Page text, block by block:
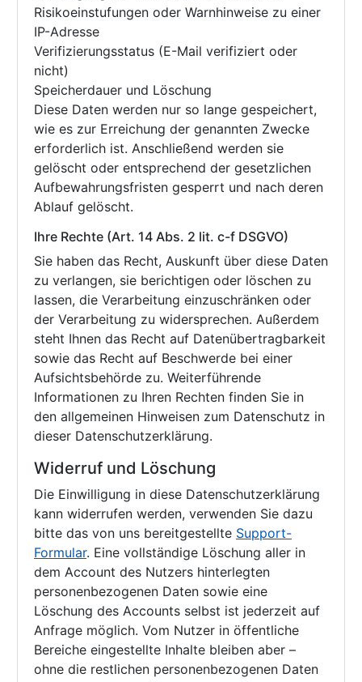
Risikoeinstufungen oder Warnhinweise zu einer
IP-Adresse
Verifizierungsstatus (E-Mail verifiziert oder
nicht)
Speicherdauer und Löschung
Diese Daten werden nur so lange gespeichert,
wie es zur Erreichung der genannten Zwecke
erforderlich ist. Anschließend werden sie
gelöscht oder entsprechend der gesetzlichen
Aufbewahrungsfristen gesperrt und nach deren
Ablauf gelöscht.
Ihre Rechte (Art. 14 Abs. 2 lit. c-f DSGVO)
Sie haben das Recht, Auskunft über diese Daten
zu verlangen, sie berichtigen oder löschen zu
lassen, die Verarbeitung einzuschränken oder
der Verarbeitung zu widersprechen. Außerdem
steht Ihnen das Recht auf Datenübertragbarkeit
sowie das Recht auf Beschwerde bei einer
Aufsichtsbehörde zu. Weiterführende
Informationen zu Ihren Rechten finden Sie in
den allgemeinen Hinweisen zum Datenschutz in
dieser Datenschutzerklärung.
Widerruf und Löschung
Die Einwilligung in diese Datenschutzerklärung
kann widerrufen werden, verwenden Sie dazu
bitte das von uns bereitgestellte Support-
Formular. Eine vollständige Löschung aller in
dem Account des Nutzers hinterlegten
personenbezogenen Daten sowie eine
Löschung des Accounts selbst ist jederzeit auf
Anfrage möglich. Vom Nutzer in öffentliche
Bereiche eingestellte Inhalte bleiben aber –
ohne die restlichen personenbezogenen Daten